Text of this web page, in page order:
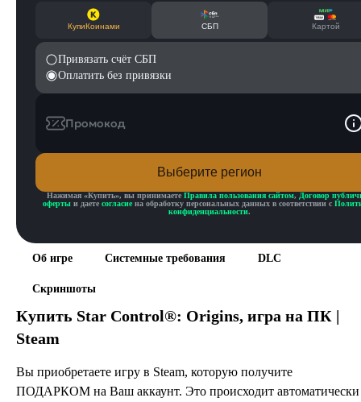
Об игре Системные требования DLC
Скриншоты
Купить Star Control®: Origins, игра на ПК |
Steam
Вы приобретаете игру в Steam, которую получите
ПОДАРКОМ на Ваш аккаунт. Это происходит автоматически
КупиКоинами СБП Картой
Привязать счёт СБП
Оплатить без привязки
Промокод
Выберите регион
Нажимая «Купить», вы принимаете Правила пользования сайтом, Договор
оферты и даете согласие на обработку персональных данных в соответствии с
конфиденциальности.